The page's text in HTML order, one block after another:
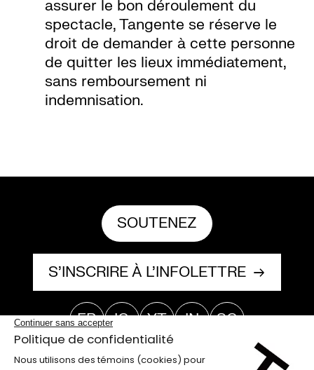
assurer le bon déroulement du
spectacle, Tangente se réserve le
droit de demander à cette personne
de quitter les lieux immédiatement,
sans remboursement ni
indemnisation.
SOUTENEZ
S’INSCRIRE À L’INFOLETTRE
FB IG YT IN SC